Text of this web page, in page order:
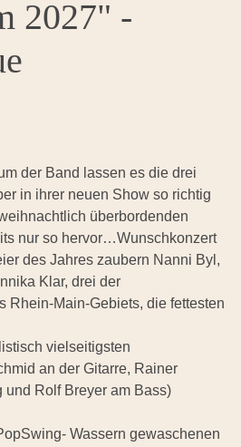
2027" -
der Band lassen es die drei
in ihrer neuen Show so richtig
überbordenden
nur so hervor…Wunschkonzert
des Jahres zaubern Nanni Byl,
Klar, drei der
Rhein-Main-Gebiets, die fettesten
vielseitigsten
an der Gitarre, Rainer
und Rolf Breyer am Bass)
Wassern gewaschenen